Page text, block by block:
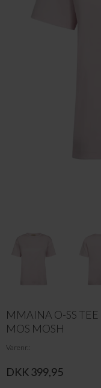
MMAINA O-SS TEE
MOS MOSH
Varenr.
DKK 399,95